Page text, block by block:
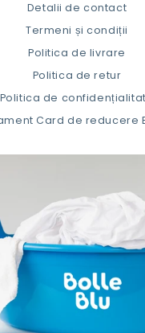
Detalii de contact
Termeni și condiții
Politica de livrare
Politica de retur
Politica de
Card de reducere